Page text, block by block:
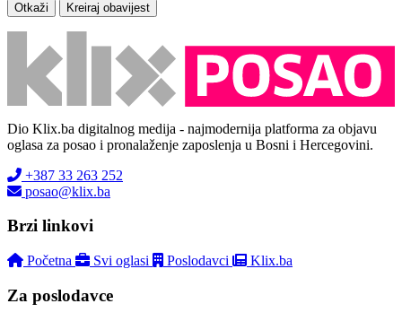
Otkaži Kreiraj obavijest
Dio Klix.ba digitalnog medija - najmodernija platforma za objavu
oglasa za posao i pronalaženje zaposlenja u Bosni i Hercegovini.
+387 33 263 252
posao@klix.ba
Brzi linkovi
Početna Svi oglasi Poslodavci Klix.ba
Za poslodavce